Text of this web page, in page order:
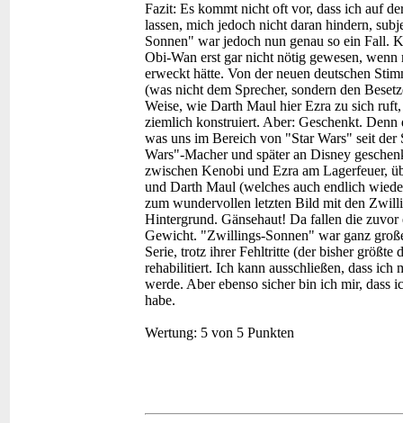
Fazit: Es kommt nicht oft vor, dass ich auf
lassen, mich jedoch nicht daran hindern,
Sonnen" war jedoch nun genau so ein Fall.
Obi-Wan erst gar nicht nötig gewesen,
erweckt hätte. Von der neuen deutschen
(was nicht dem Sprecher, sondern den
Weise, wie Darth Maul hier Ezra zu sich
ziemlich konstruiert. Aber: Geschenkt.
was uns im Bereich von "Star Wars" seit
Wars"-Macher und später an Disney
zwischen Kenobi und Ezra am Lagerfeuer,
und Darth Maul (welches auch endlich
zum wundervollen letzten Bild mit den
Hintergrund. Gänsehaut! Da fallen die
Gewicht. "Zwillings-Sonnen" war ganz
Serie, trotz ihrer Fehltritte (der bisher größte
rehabilitiert. Ich kann ausschließen, dass ich
werde. Aber ebenso sicher bin ich mir,
habe.
Wertung: 5 von 5 Punkten